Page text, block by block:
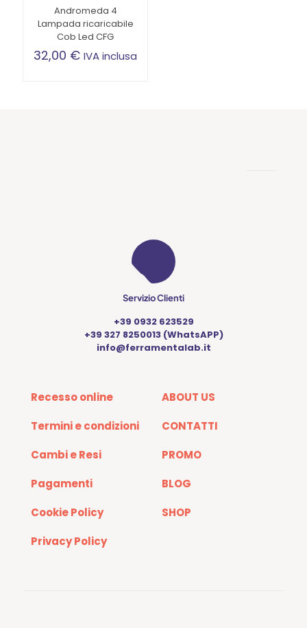
Andromeda 4
Lampada ricaricabile
Cob Led CFG
32,00 € IVA inclusa
Servizio Clienti
+39 0932 623529
+39 327 8250013 (WhatsAPP)
info@ferramentalab.it
Recesso online
Termini e condizioni
Cambi e Resi
Pagamenti
Cookie Policy
Privacy Policy
ABOUT US
CONTATTI
PROMO
BLOG
SHOP